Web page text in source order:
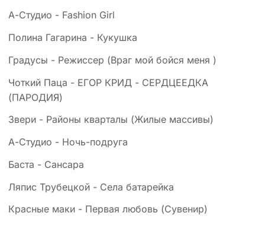
А-Студио - Fashion Girl
Полина Гагарина - Кукушка
Градусы - Режиссер (Враг мой бойся меня )
Чоткий Паца - ЕГОР КРИД - СЕРДЦЕЕДКА
(ПАРОДИЯ)
Звери - Районы кварталы (Жилые массивы)
А-Студио - Ночь-подруга
Баста - Сансара
Ляпис Трубецкой - Села батарейка
Красные маки - Первая любовь (Сувенир)